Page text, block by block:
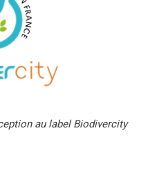
au label Biodivercity